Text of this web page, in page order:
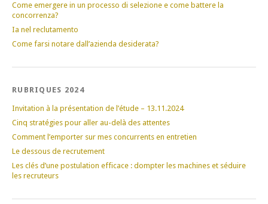
Come emergere in un processo di selezione e come battere la
concorrenza?
Ia nel reclutamento
Come farsi notare dall’azienda desiderata?
RUBRIQUES 2024
Invitation à la présentation de l’étude – 13.11.2024
Cinq stratégies pour aller au-delà des attentes
Comment l’emporter sur mes concurrents en entretien
Le dessous de recrutement
Les clés d’une postulation efficace : dompter les machines et séduire
les recruteurs